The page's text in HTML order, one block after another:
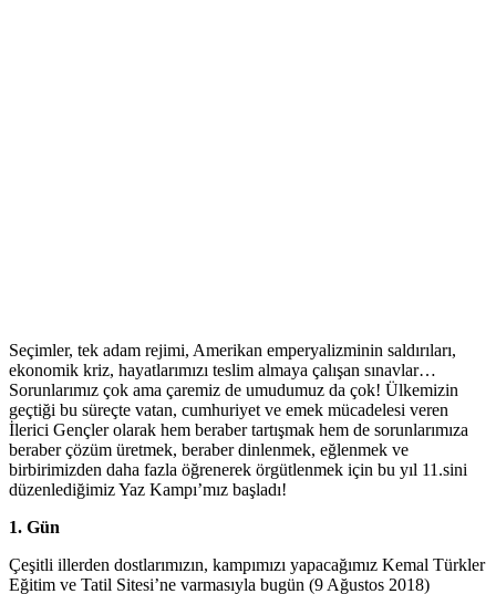
Seçimler, tek adam rejimi, Amerikan emperyalizminin saldırıları,
ekonomik kriz, hayatlarımızı teslim almaya çalışan sınavlar…
Sorunlarımız çok ama çaremiz de umudumuz da çok! Ülkemizin
geçtiği bu süreçte vatan, cumhuriyet ve emek mücadelesi veren
İlerici Gençler olarak hem beraber tartışmak hem de sorunlarımıza
beraber çözüm üretmek, beraber dinlenmek, eğlenmek ve
birbirimizden daha fazla öğrenerek örgütlenmek için bu yıl 11.sini
düzenlediğimiz Yaz Kampı’mız başladı!
1. Gün
Çeşitli illerden dostlarımızın, kampımızı yapacağımız Kemal Türkler
Eğitim ve Tatil Sitesi’ne varmasıyla bugün (9 Ağustos 2018)